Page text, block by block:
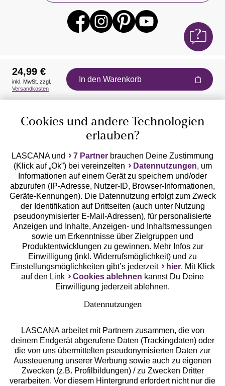
Auszeichnungen
Geprüfte Sicherheit
Unsere Apps
Services
Beratung
24,99 €
inkl. MwSt. zzgl.
Versandkosten
In den Warenkorb
Cookies und andere Technologien
erlauben?
LASCANA und 7 Partner brauchen Deine Zustimmung
(Klick auf „Ok”) bei vereinzelten
Datennutzungen, um
Informationen auf einem Gerät zu speichern und/oder
abzurufen (IP-Adresse, Nutzer-ID, Browser-Informationen,
Geräte-Kennungen). Die Datennutzung erfolgt zum Zweck
der Identifikation auf Drittseiten (auch unter Nutzung
pseudonymisierter E-Mail-Adressen), für personalisierte
Anzeigen und Inhalte, Anzeigen- und Inhaltsmessungen
sowie um Erkenntnisse über Zielgruppen und
Produktentwicklungen zu gewinnen. Mehr Infos zur
Einwilligung (inkl. Widerrufsmöglichkeit) und zu
Einstellungsmöglichkeiten gibt’s jederzeit
hier. Mit Klick
auf den Link
Cookies ablehnen kannst Du Deine
Einwilligung jederzeit ablehnen.
Datennutzungen
LASCANA arbeitet mit Partnern zusammen, die von
deinem Endgerät abgerufene Daten (Trackingdaten) oder
die von uns übermittelten pseudonymisierten Daten zur
Aussteuerung unserer Werbung sowie auch zu eigenen
Zwecken (z.B. Profilbildungen) / zu Zwecken Dritter
verarbeiten. Vor diesem Hintergrund erfordert nicht nur die